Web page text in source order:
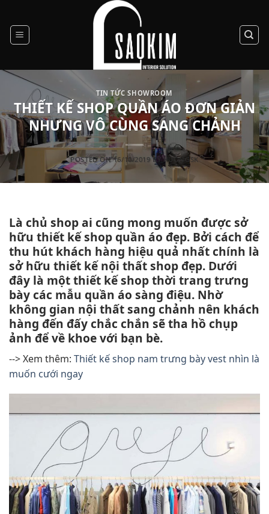
content
TIN TỨC SHOWROOM
THIẾT KẾ SHOP QUẦN ÁO ĐƠN GIẢN
NHƯNG VÔ CÙNG SANG CHẢNH
POSTED ON16/10/2019BYHUONGSK
Là chủ shop ai cũng mong muốn được sở
hữu thiết kế shop quần áo đẹp. Bởi cách để
thu hút khách hàng hiệu quả nhất chính là
sở hữu thiết kế nội thất shop đẹp. Dưới
đây là một thiết kế shop thời trang trưng
bày các mẫu quần áo sàng điệu. Nhờ
không gian nội thất sang chảnh nên khách
hàng đến đấy chắc chắn sẽ tha hồ chụp
ảnh để về khoe với bạn bè.
--> Xem thêm: Thiết kế shop nam trưng bày vest nhìn là
muốn cưới ngay